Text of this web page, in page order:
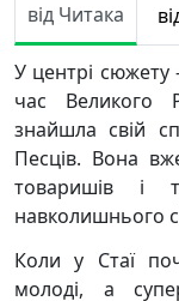
від Читака
У центрі
час Великого
знайшла свій
Песців. Вона
товаришів і
навколишнього
Коли у Стаї
молоді, а